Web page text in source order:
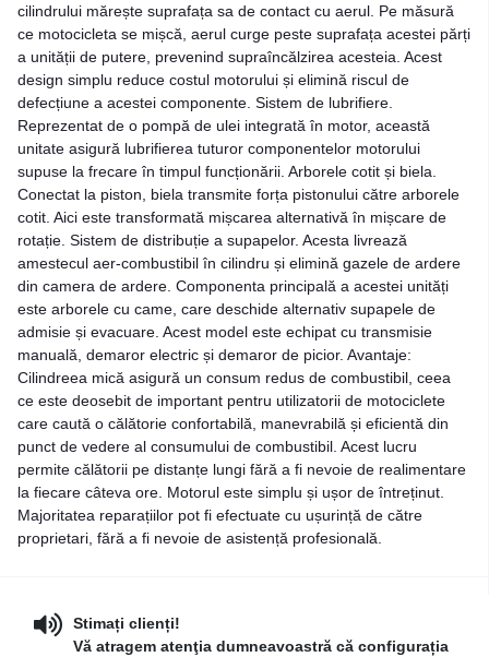
cilindrului mărește suprafața sa de contact cu aerul. Pe măsură
ce motocicleta se mișcă, aerul curge peste suprafața acestei părți
a unității de putere, prevenind supraîncălzirea acesteia. Acest
design simplu reduce costul motorului și elimină riscul de
defecțiune a acestei componente. Sistem de lubrifiere.
Reprezentat de o pompă de ulei integrată în motor, această
unitate asigură lubrifierea tuturor componentelor motorului
supuse la frecare în timpul funcționării. Arborele cotit și biela.
Conectat la piston, biela transmite forța pistonului către arborele
cotit. Aici este transformată mișcarea alternativă în mișcare de
rotație. Sistem de distribuție a supapelor. Acesta livrează
amestecul aer-combustibil în cilindru și elimină gazele de ardere
din camera de ardere. Componenta principală a acestei unități
este arborele cu came, care deschide alternativ supapele de
admisie și evacuare. Acest model este echipat cu transmisie
manuală, demaror electric și demaror de picior. Avantaje:
Cilindreea mică asigură un consum redus de combustibil, ceea
ce este deosebit de important pentru utilizatorii de motociclete
care caută o călătorie confortabilă, manevrabilă și eficientă din
punct de vedere al consumului de combustibil. Acest lucru
permite călătorii pe distanțe lungi fără a fi nevoie de realimentare
la fiecare câteva ore. Motorul este simplu și ușor de întreținut.
Majoritatea reparațiilor pot fi efectuate cu ușurință de către
proprietari, fără a fi nevoie de asistență profesională.
Stimați clienți!
Vă atragem atenţia dumneavoastră că configurația